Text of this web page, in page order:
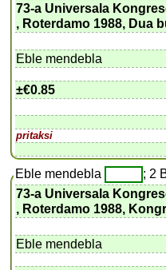
73-a Universala
, Roterdamo 1988, Dua
Eble mendebla
±€0.85
pritaksi
Eble mendebla ; 2
73-a Universala
, Roterdamo 1988,
Eble mendebla